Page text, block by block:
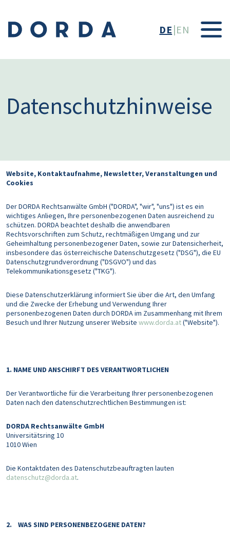
DE EN
Datenschutzhinweise
Website, Kontaktaufnahme, Newsletter, Veranstaltungen und
Cookies
Der DORDA Rechtsanwälte GmbH ("DORDA", "wir", "uns") ist es ein
wichtiges Anliegen, Ihre personenbezogenen Daten ausreichend zu
schützen. DORDA beachtet deshalb die anwendbaren
Rechtsvorschriften zum Schutz, rechtmäßigen Umgang und zur
Geheimhaltung personenbezogener Daten, sowie zur Datensicherheit,
insbesondere das österreichische Datenschutzgesetz ("DSG"), die EU
Datenschutzgrundverordnung ("DSGVO") und das
Telekommunikationsgesetz ("TKG").
Diese Datenschutzerklärung informiert Sie über die Art, den Umfang
und die Zwecke der Erhebung und Verwendung Ihrer
personenbezogenen Daten durch DORDA im Zusammenhang mit Ihrem
Besuch und Ihrer Nutzung unserer Website www.dorda.at("Website").
1. NAME UND ANSCHIRFT DES VERANTWORTLICHEN
Der Verantwortliche für die Verarbeitung Ihrer personenbezogenen
Daten nach den datenschutzrechtlichen Bestimmungen ist:
DORDA Rechtsanwälte GmbH
Universitätsring 10
1010 Wien
Die Kontaktdaten des Datenschutzbeauftragten lauten
datenschutz@dorda.at.
2. WAS SIND PERSONENBEZOGENE DATEN?